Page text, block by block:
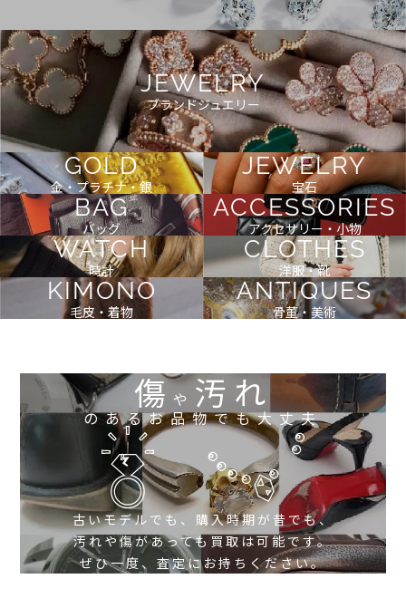
JEWELRY
ブランドジュエリー
GOLD
金・プラチナ・銀
JEWELRY
宝石
BAG
バッグ
ACCESSORIES
アクセサリー・小物
WATCH
時計
CLOTHES
洋服・靴
KIMONO
毛皮・着物
ANTIQUES
骨董・美術
傷や 汚れ
のあるお品物でも大丈夫
古いモデルでも、購入時期が昔でも、
汚れや傷があっても買取は可能です。
ぜひ一度、査定にお持ちください。